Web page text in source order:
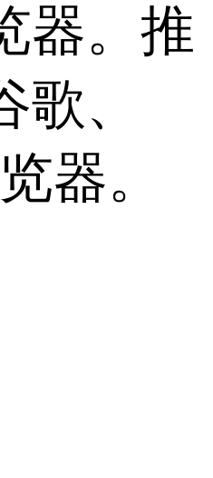
器。推
、
器。